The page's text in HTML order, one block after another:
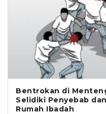
Bentrokan di
Selidiki Penyebab
Rumah Ibadah